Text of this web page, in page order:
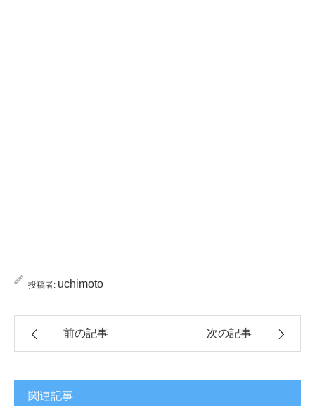
投稿者: uchimoto
前の記事 次の記事
関連記事